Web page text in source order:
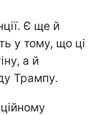
Є ще й
у тому, що ці
а й
Трампу.